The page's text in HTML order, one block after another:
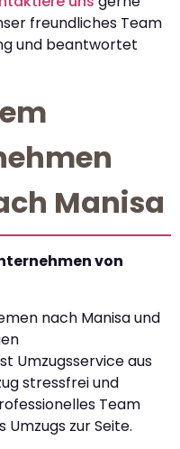
freundliches Team
und beantwortet
Manisa
von
nach Manisa und
Umzugsservice aus
stressfrei und
Team
zur Seite.